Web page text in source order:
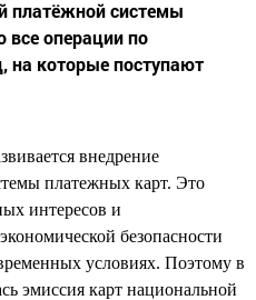
платёжной системы
все операции по
на которые поступают
внедрение
платежных карт. Это
интересов и
безопасности
условиях. Поэтому в
эмиссия карт национальной